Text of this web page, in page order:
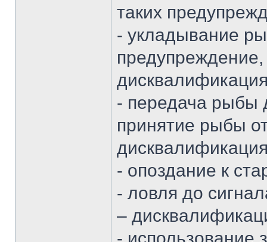
таких
- укладывание
- передача рыбы
принятие рыбы
- опоздание к
- ловля до
–